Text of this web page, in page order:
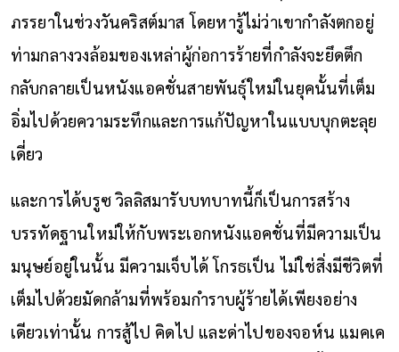
ภรรยาในช่วงวันคริสต์มาส โดยหารู้ไม่ว่าเขากำลังตกอยู่
ท่ามกลางวงล้อมของเหล่าผู้ก่อการร้ายที่กำลังจะยึดตึก
กลับกลายเป็นหนังแอคชั่นสายพันธุ์ใหม่ในยุคนั้นที่เต็ม
อิ่มไปด้วยความระทึกและการแก้ปัญหาในแบบบุกตะลุย
เดี่ยว
และการได้บรูซ วิลลิสมารับบทบาทนี้ก็เป็นการสร้าง
บรรทัดฐานใหม่ให้กับพระเอกหนังแอคชั่นที่มีความเป็น
มนุษย์อยู่ในนั้น มีความเจ็บได้ โกรธเป็น ไม่ใช่สิ่งมีชีวิตที่
เต็มไปด้วยมัดกล้ามที่พร้อมกำราบผู้ร้ายได้เพียงอย่าง
เดียวเท่านั้น การสู้ไป คิดไป และด่าไปของจอห์น แมคเค